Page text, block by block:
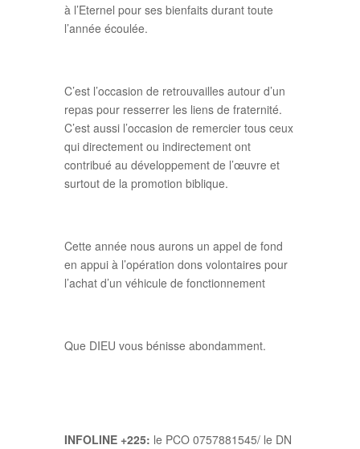
à l’Eternel pour ses bienfaits durant toute
l’année écoulée.
C’est l’occasion de retrouvailles autour d’un
repas pour resserrer les liens de fraternité.
C’est aussi l’occasion de remercier tous ceux
qui directement ou indirectement ont
contribué au développement de l’œuvre et
surtout de la promotion biblique.
Cette année nous aurons un appel de fond
en appui à l’opération dons volontaires pour
l’achat d’un véhicule de fonctionnement
Que DIEU vous bénisse abondamment.
INFOLINE +225: le PCO 0757881545/ le DN